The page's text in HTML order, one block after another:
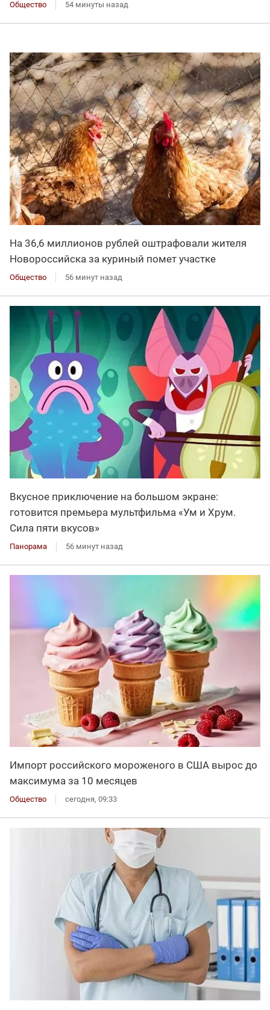
Общество 54 минуты назад
На 36,6 миллионов рублей оштрафовали жителя
Новороссийска за куриный помет участке
Общество 56 минут назад
Вкусное приключение на большом экране:
готовится премьера мультфильма «Ум и Хрум.
Сила пяти вкусов»
Панорама 56 минут назад
Импорт российского мороженого в США вырос до
максимума за 10 месяцев
Общество сегодня, 09:33